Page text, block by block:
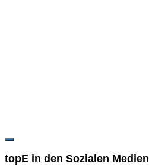
topE in den Sozialen Medien